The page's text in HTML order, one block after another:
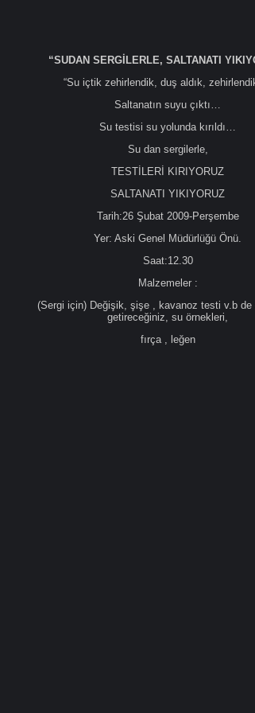
“SUDAN SERGİLERLE, SALTANATI
“Su içtik zehirlendik, duş aldık,
Saltanatın suyu çıktı…
Su testisi su yolunda kırıldı…
Su dan sergilerle,
TESTİLERİ KIRIYORUZ
SALTANATI YIKIYORUZ
Tarih:26 Şubat 2009-Perşembe
Yer: Aski Genel Müdürlüğü Önü.
Saat:12.30
Malzemeler :
(Sergi için) Değişik, şişe , kavanoz testi v.b de
getireceğiniz, su örnekleri,
fırça , leğen